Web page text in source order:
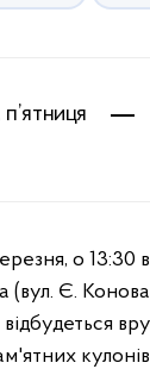
п’ятниця
(вул. Є.